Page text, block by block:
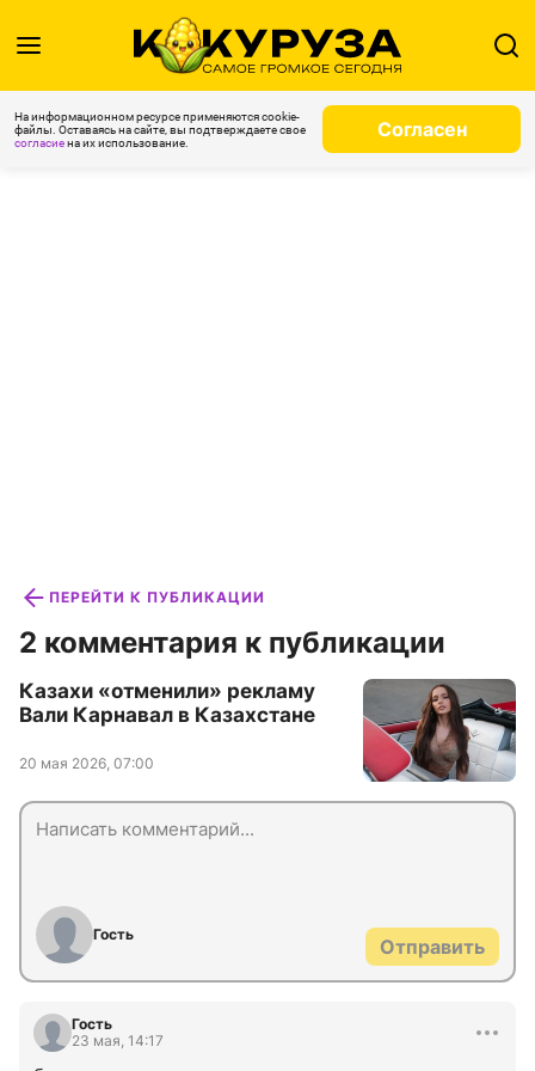
На информационном ресурсе применяются cookie-
файлы. Оставаясь на сайте, вы подтверждаете свое
согласиена их использование.
Согласен
ПЕРЕЙТИ К ПУБЛИКАЦИИ
2 комментария к публикации
Казахи «отменили» рекламу
Вали Карнавал в Казахстане
20 мая 2026, 07:00
Гость
Отправить
Гость
23 мая, 14:17